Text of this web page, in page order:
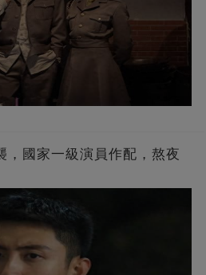
，國家一級演員作配，熬夜